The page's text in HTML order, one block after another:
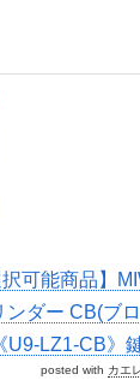
択可能商品】
ンダー CB(ブ
U9-LZ1-CB》
posted with カエ